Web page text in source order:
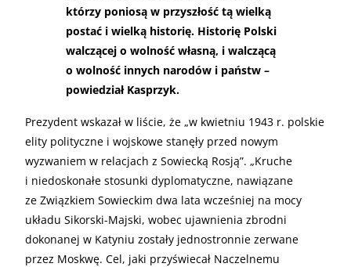
którzy poniosą w przyszłość tą wielką
postać i wielką historię. Historię Polski
walczącej o wolność własną, i walczącą
o wolność innych narodów i państw –
powiedział Kasprzyk.
Prezydent wskazał w liście, że „w kwietniu 1943 r. polskie
elity polityczne i wojskowe stanęły przed nowym
wyzwaniem w relacjach z Sowiecką Rosją”. „Kruche
i niedoskonałe stosunki dyplomatyczne, nawiązane
ze Związkiem Sowieckim dwa lata wcześniej na mocy
układu Sikorski-Majski, wobec ujawnienia zbrodni
dokonanej w Katyniu zostały jednostronnie zerwane
przez Moskwę. Cel, jaki przyświecał Naczelnemu